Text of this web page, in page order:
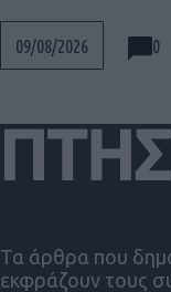
09/08/2026 0
Τα άρθρα που
εκφράζουν τους